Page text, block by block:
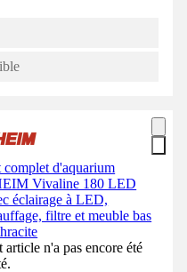
d'aquarium
Vivaline 180 LED
éclairage à LED,
filtre et meuble bas
article n'a pas encore été